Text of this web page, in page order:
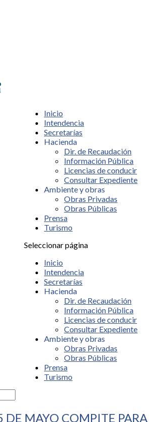
Inicio
Intendencia
Secretarías
Hacienda
Dir. de Recaudación
Información Pública
Licencias de conducir
Consultar Expediente
Ambiente y obras
Obras Privadas
Obras Públicas
Prensa
Turismo
Seleccionar página
Inicio
Intendencia
Secretarías
Hacienda
Dir. de Recaudación
Información Pública
Licencias de conducir
Consultar Expediente
Ambiente y obras
Obras Privadas
Obras Públicas
Prensa
Turismo
DE MAYO COMPITE PARA